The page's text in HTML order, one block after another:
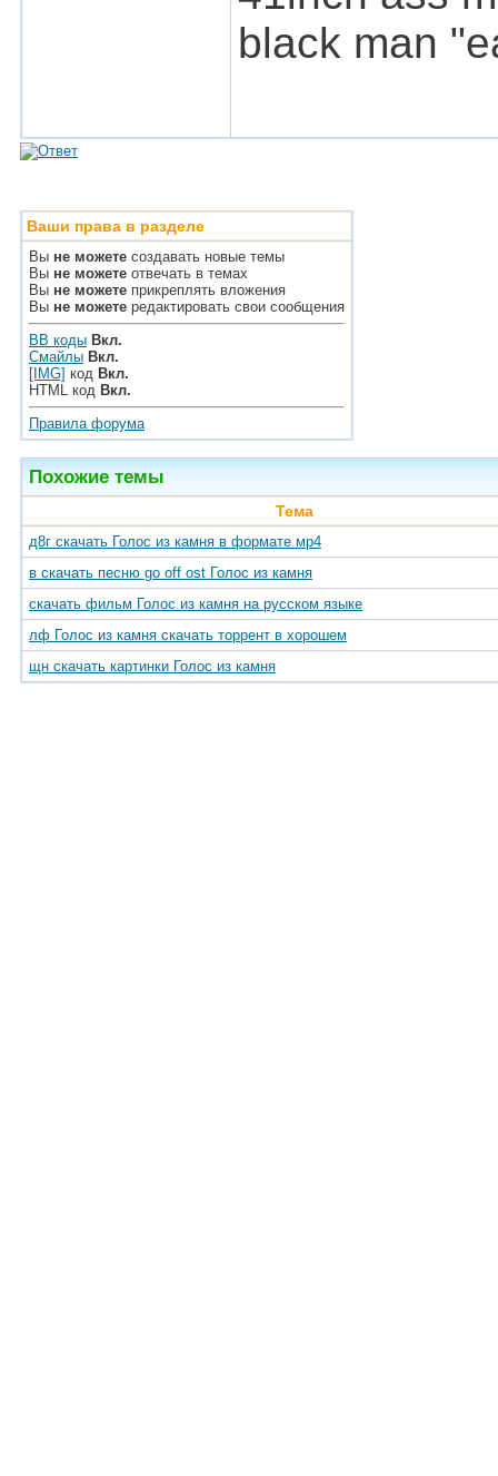
black man
Ваши права в разделе
Вы не можете создавать новые темы
Вы не можете отвечать в темах
Вы не можете прикреплять вложения
Вы не можете редактировать свои сообщения
BB коды Вкл.
Смайлы Вкл.
[IMG] код Вкл.
HTML код Вкл.
Правила форума
Похожие темы
Тема
д8г скачать Голос из камня в формате мр4
в скачать песню go off ost Голос из камня
скачать фильм Голос из камня на русском языке
лф Голос из камня скачать торрент в хорошем
щн скачать картинки Голос из камня